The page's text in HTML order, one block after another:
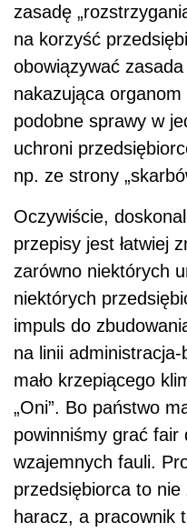
zasadę
na korzyść
obowiązywać zasada
nakazująca
podobne sprawy w
uchroni
np. ze strony
Oczywiście,
przepisy jest łatwiej
zarówno niektórych
niektórych
impuls do
na linii
mało krzepiącego
„Oni”. Bo państwo
powinniśmy grać fair
wzajemnych fauli.
przedsiębiorca to nie
haracz, a pracownik